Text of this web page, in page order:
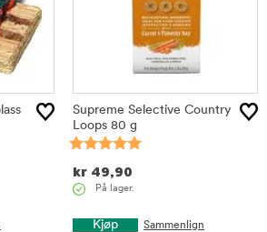
Supreme Selective Country
Loops 80 g
kr 49,90
På lager.
Kjøp Sammenlign